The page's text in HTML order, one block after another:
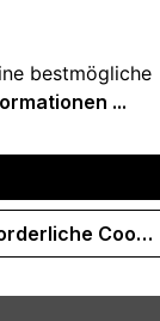
für Mann und
bestmögliche
...